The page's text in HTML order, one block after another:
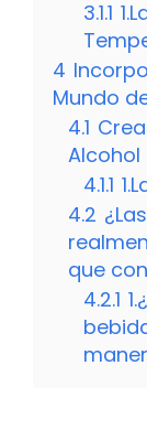
3.1.1
4
Mundo
4.1
Alcohol
4.1.1
4.2
que
4.2.1